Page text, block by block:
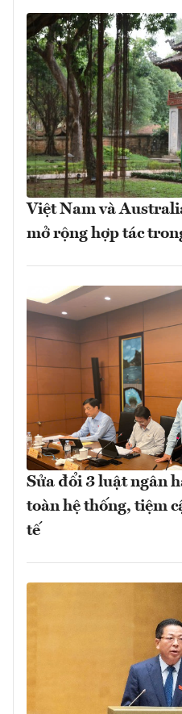
Việt Nam và
mở rộng hợp tác
Sửa đổi 3 luật ngân
toàn hệ thống, tiệm
tế